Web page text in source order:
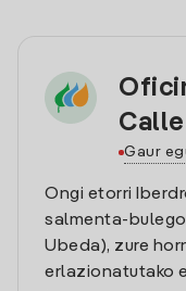
Gaur
Ongi etorri
salmenta-
Ubeda), zure
erlazionatutako